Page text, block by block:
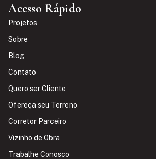
Acesso Rápido
Projetos
Sobre
Blog
Contato
Quero ser Cliente
Ofereça seu Terreno
Corretor Parceiro
Vizinho de Obra
Trabalhe Conosco